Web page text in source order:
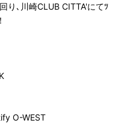
り､川崎CLUB CITTA'にてﾂ
O-WEST